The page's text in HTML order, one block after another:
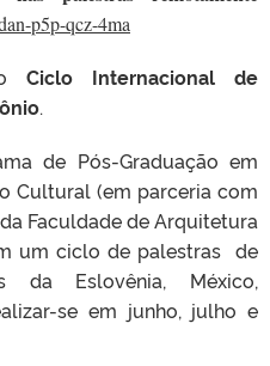
p5p-qcz-4ma
Ciclo Internacional de
.
de Pós-Graduação em
Cultural (em parceria com
Faculdade de Arquitetura
um ciclo de palestras de
da Eslovênia, México,
se em junho, julho e